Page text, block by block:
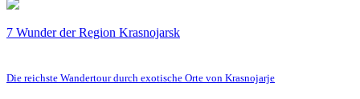
7 Wunder der Region Krasnojarsk
Die reichste Wandertour durch exotische Orte von Krasnojarje